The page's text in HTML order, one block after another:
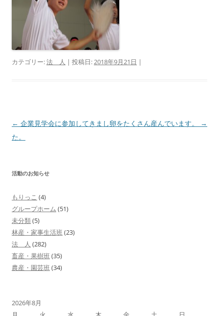
カテゴリー:法 人 | 投稿日:2018年9月21日 |
投
稿
ゲ
シ
ョ
ン
← 企業見学会に参加してきまし
た。
卵をたくさん産んでいます。 →
活動のお知らせ
もりっこ (4)
グループホーム (51)
未分類(5)
林産・家事生活班(23)
法 人 (282)
畜産・果樹班(35)
農産・園芸班(34)
2026年8月